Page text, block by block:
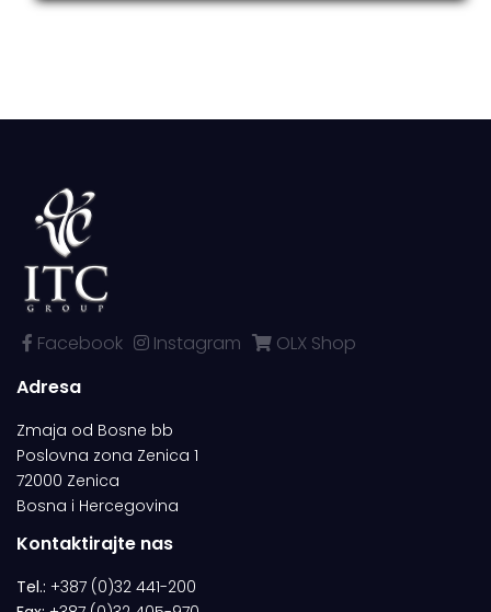
Facebook Instagram
OLX Shop
Adresa
Zmaja od Bosne bb
Poslovna zona Zenica 1
72000 Zenica
Bosna i Hercegovina
Kontaktirajte nas
Tel.: +387 (0)32 441-200